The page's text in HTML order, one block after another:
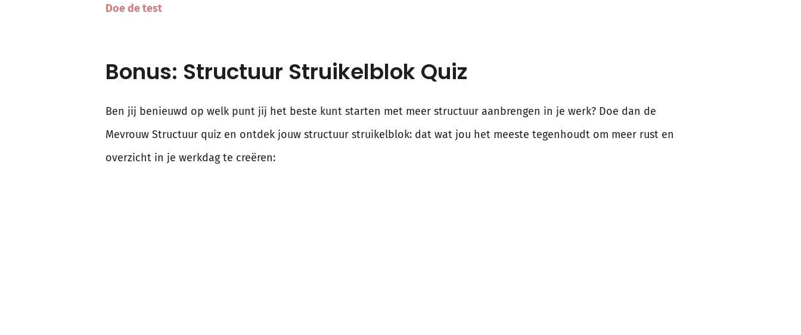
Doe de test
Bonus: Structuur Struikelblok Quiz
Ben jij benieuwd op welk punt jij het beste kunt starten met meer structuur aanbrengen in je werk? Doe dan de
Mevrouw Structuur quiz en ontdek jouw structuur struikelblok: dat wat jou het meeste tegenhoudt om meer rust en
overzicht in je werkdag te creëren: